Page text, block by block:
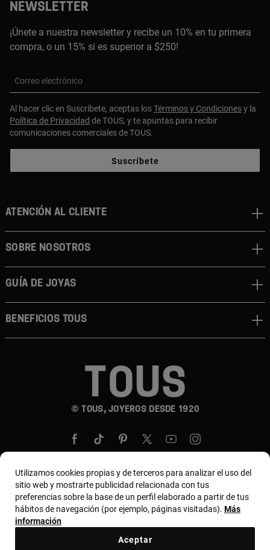
NEWSLETTER
¡Únete a nuestra newsletter y recibe un 10% en tu primera
compra, o un 15% si es superior a $250!
Correo electrónico
Al hacer clic en Suscríbete, aceptas losTérminos y Condicionesy la
Política de Privacidad de TOUS, y te apuntas para recibir
comunicaciones comerciales de TOUS.
Suscríbete
© TOUS, JOYEROS DESDE 1920
ATENCIÓN AL CLIENTE
SOBRE NOSOTROS
GUÍA DE JOYAS
BENEFICIOS TOUS
País y moneda:United States Of America / US
Dollar
Utilizamos cookies propias y de terceros para analizar el uso del
sitio web y mostrarte publicidad relacionada con tus
preferencias sobre la base de un perfil elaborado a partir de tus
hábitos de navegación (por ejemplo, páginas visitadas). Más
información
Aceptar